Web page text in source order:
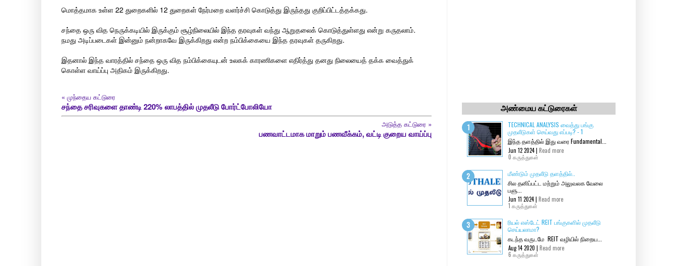
மொத்தமாக உள்ள 22 துறைகளில் 12 துறைகள் நேர்மறை வளர்ச்சி கொடுத்து இருந்தது குறிப்பிட்டத்தக்கது.
சந்தை ஒரு வித நெருக்கடியில் இருக்கும் சூழ்நிலையில் இந்த தரவுகள் வந்து ஆறுதலைக் கொடுத்துள்ளது என்று கருதலாம்.
நமது அடிப்படைகள் இன்னும் நன்றாகவே இருக்கிறது என்ற நம்பிக்கையை இந்த தரவுகள் தருகிறது.
இதனால் இந்த வாரத்தில் சந்தை ஒரு வித நம்பிக்கையுடன் உலகக் காரணிகளை எதிர்த்து தனது நிலையைத் தக்க வைத்துக்
கொள்ள வாய்ப்பு அதிகம் இருக்கிறது.
« முந்தைய கட்டுரை
சந்தை சரிவுகளை தாண்டி 220% லாபத்தில் முதலீடு போர்ட்போலியோ
அடுத்த கட்டுரை »
பணவாட்டமாக மாறும் பணவீக்கம், வட்டி குறைய வாய்ப்பு
அண்மைய கட்டுரைகள்
TECHNICAL ANALYSIS வைத்து பங்கு
முதலீடுகள் செய்வது எப்படி? - 1
இந்த தளத்தில் இது வரை Fundamental...
Jun 12 2024 | Read more
0 கருத்துகள்
மீண்டும் முதலீடு தளத்தில்..
சில தனிப்பட்ட மற்றும் அலுவலக வேலை
பளு...
Jun 11 2024 | Read more
1 கருத்துகள்
ரியல் எஸ்டேட் REIT பங்குகளில் முதலீடு
செய்யலாமா?
கடந்த வருடமே REIT வழியில் நிறைய...
Aug 14 2020 | Read more
6 கருத்துகள்